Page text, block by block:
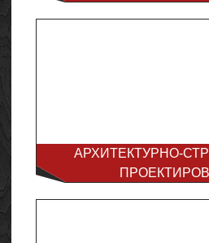
АРХИТЕКТУРНО-